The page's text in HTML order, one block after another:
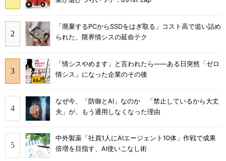
「廃棄するPCからSSDをはぎ取る」コスト高で追い詰め
られた、限界情シスの延命テク
「情シスやめます」と言われたら――ある日突然「ゼロ
情シス」になった企業のその後
なぜ今、「防御とAI」なのか 「禁止しているから大丈
夫」が、もう通用しなくなった理由
中外製薬「社員1人にAIエージェント10体」作戦で成果
倍増を目指す、AI使いこなし術